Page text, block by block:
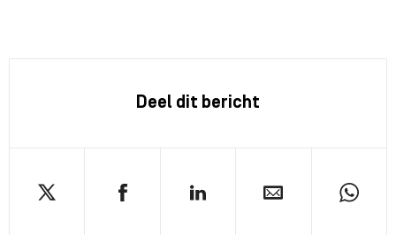
Deel dit bericht